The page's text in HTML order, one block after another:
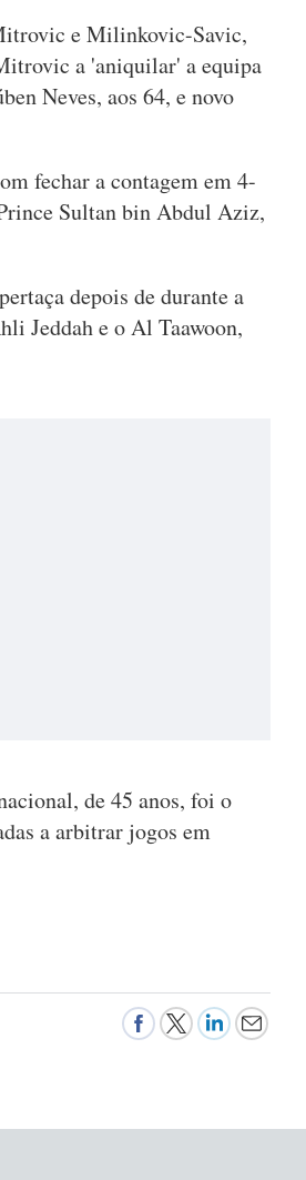
e Milinkovic-Savic,
a 'aniquilar' a equipa
Neves, aos 64, e novo
fechar a contagem em 4-
Sultan bin Abdul Aziz,
depois de durante a
Jeddah e o Al Taawoon,
de 45 anos, foi o
a arbitrar jogos em